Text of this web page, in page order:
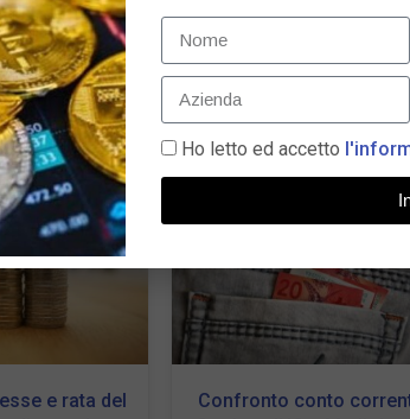
e rata del
Confronto conto
Ho letto ed accetto